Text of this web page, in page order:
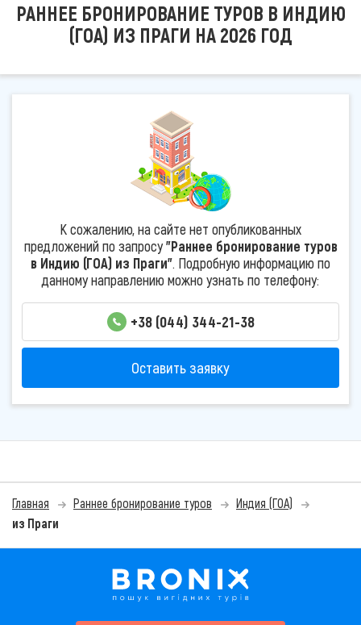
РАННЕЕ БРОНИРОВАНИЕ ТУРОВ В ИНДИЮ
(ГОА) ИЗ ПРАГИ НА 2026 ГОД
К сожалению, на сайте нет опубликованных
предложений по запросу"Раннее бронирование туров
в Индию (ГОА) из Праги". Подробную информацию по
данному направлению можно узнать по телефону:
+38 (044) 344-21-38
Оставить заявку
Главная Раннее бронирование туров
Индия (ГОА)
из Праги